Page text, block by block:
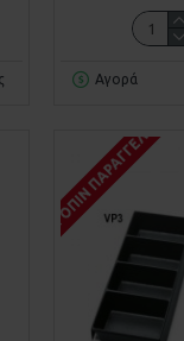
Αγορά
ΚΑΤΌΠΙΝ ΠΑΡΑΓΓΕΛΊΑΣ